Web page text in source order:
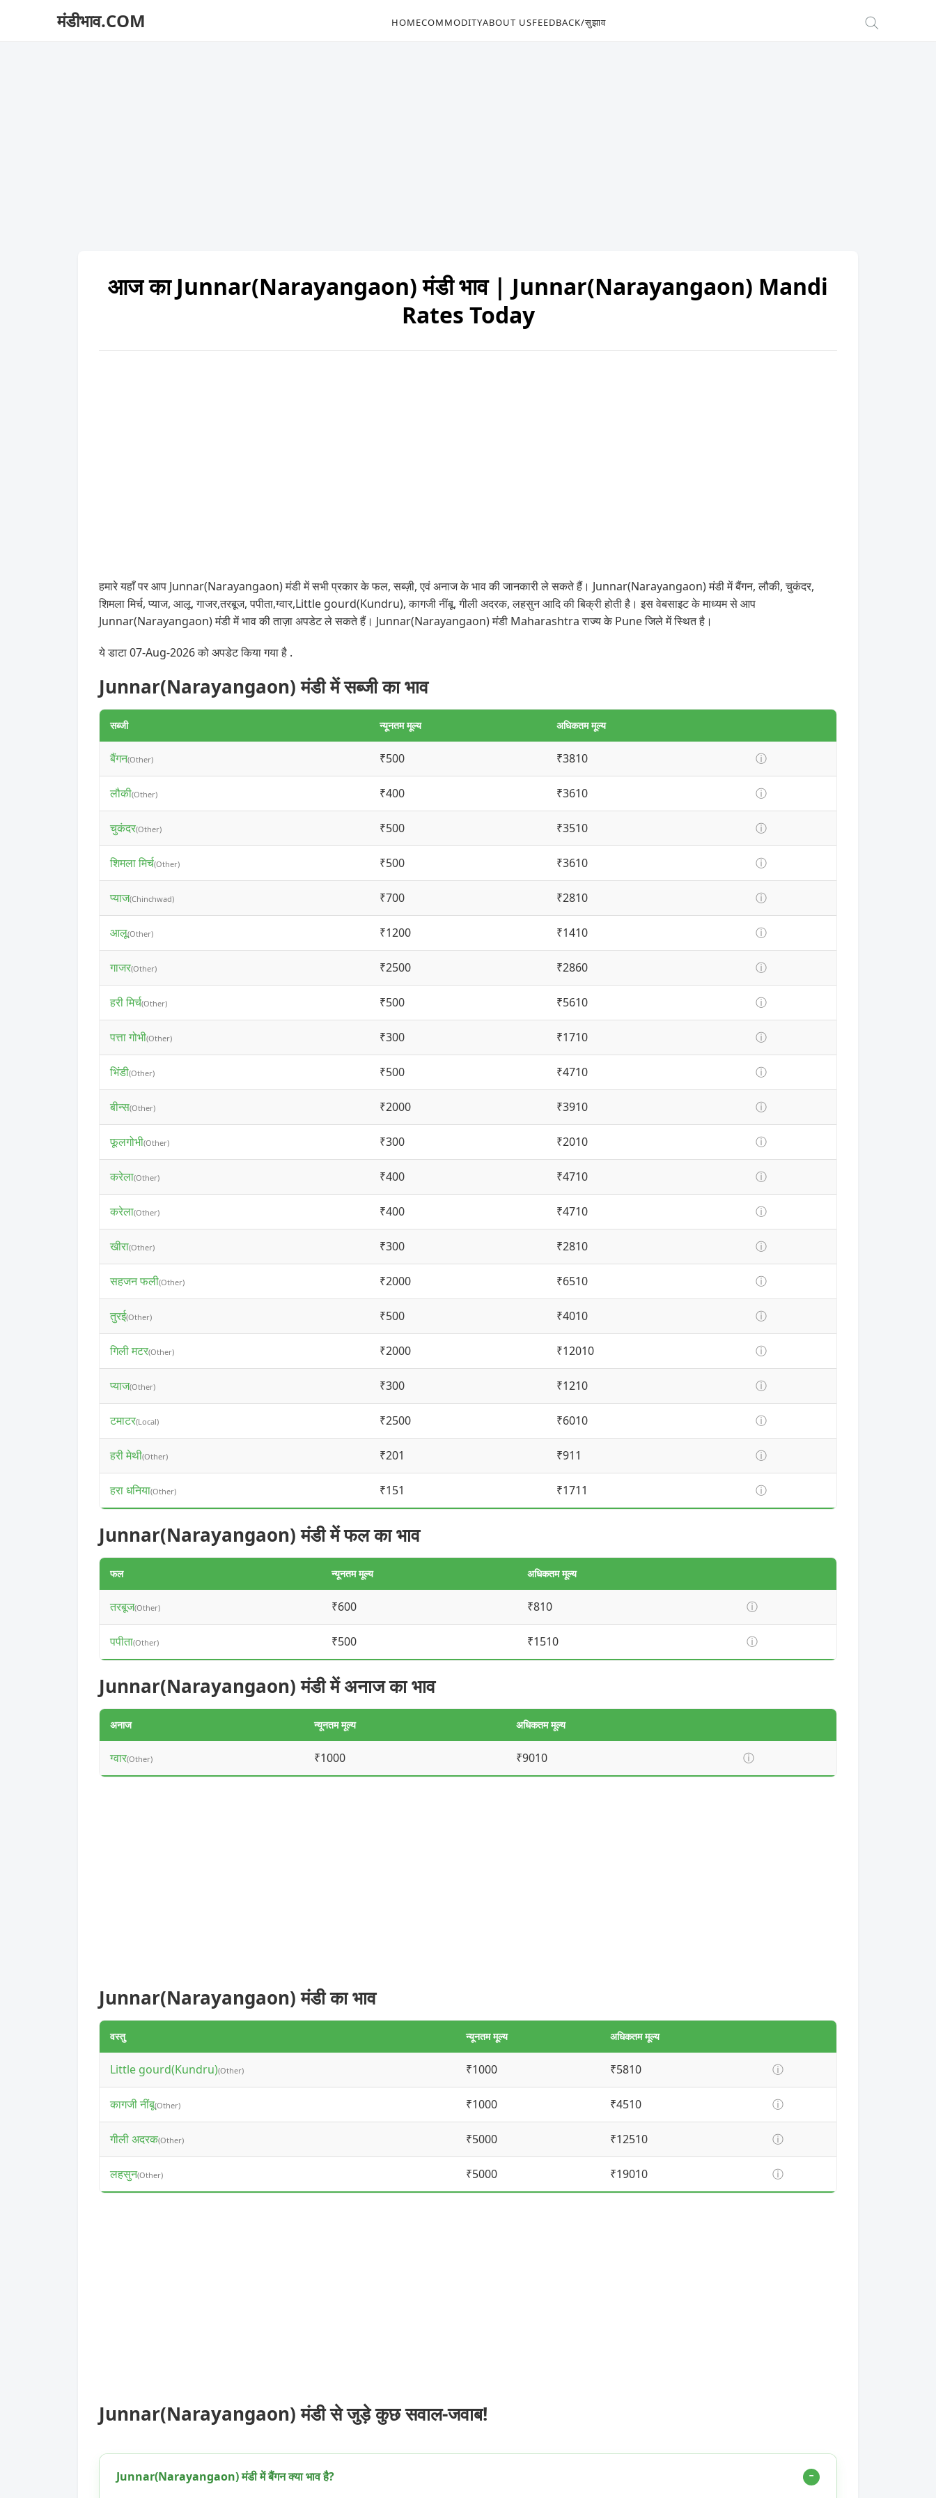
मंडीभाव.COM HOMECOMMODITYABOUT USFEEDBACK/सुझाव
आज का Junnar(Narayangaon) मंडी भाव | Junnar(Narayangaon) Mandi
Rates Today
हमारे यहाँ पर आप Junnar(Narayangaon) मंडी में सभी प्रकार के फल, सब्ज़ी, एवं अनाज के भाव की जानकारी ले सकते हैं। Junnar(Narayangaon) मंडी में बैंगन, लौकी, चुकंदर,
शिमला मिर्च, प्याज, आलू, गाजर,तरबूज, पपीता,ग्वार,Little gourd(Kundru), कागजी नींबू, गीली अदरक, लहसुन आदि की बिक्री होती है। इस वेबसाइट के माध्यम से आप
Junnar(Narayangaon) मंडी में भाव की ताज़ा अपडेट ले सकते हैं। Junnar(Narayangaon) मंडी Maharashtra राज्य के Pune जिले में स्थित है।
ये डाटा 07-Aug-2026 को अपडेट किया गया है .
Junnar(Narayangaon) मंडी में सब्जी का भाव
सब्जी न्यूनतम मूल्य अधिकतम मूल्य
बैंगन(Other) ₹500 ₹3810 ⓘ
लौकी(Other) ₹400 ₹3610 ⓘ
चुकंदर(Other) ₹500 ₹3510 ⓘ
शिमला मिर्च(Other) ₹500 ₹3610 ⓘ
प्याज(Chinchwad) ₹700 ₹2810 ⓘ
आलू(Other) ₹1200 ₹1410 ⓘ
गाजर(Other) ₹2500 ₹2860 ⓘ
हरी मिर्च(Other) ₹500 ₹5610 ⓘ
पत्ता गोभी(Other) ₹300 ₹1710 ⓘ
भिंडी(Other) ₹500 ₹4710 ⓘ
बीन्स(Other) ₹2000 ₹3910 ⓘ
फूलगोभी(Other) ₹300 ₹2010 ⓘ
करेला(Other) ₹400 ₹4710 ⓘ
करेला(Other) ₹400 ₹4710 ⓘ
खीरा(Other) ₹300 ₹2810 ⓘ
सहजन फली(Other) ₹2000 ₹6510 ⓘ
तुरई(Other) ₹500 ₹4010 ⓘ
गिली मटर(Other) ₹2000 ₹12010 ⓘ
प्याज(Other) ₹300 ₹1210 ⓘ
टमाटर(Local) ₹2500 ₹6010 ⓘ
हरी मेथी(Other) ₹201 ₹911 ⓘ
हरा धनिया(Other) ₹151 ₹1711 ⓘ
Junnar(Narayangaon) मंडी में फल का भाव
फल न्यूनतम मूल्य अधिकतम मूल्य
तरबूज(Other) ₹600 ₹810 ⓘ
पपीता(Other) ₹500 ₹1510 ⓘ
Junnar(Narayangaon) मंडी में अनाज का भाव
अनाज न्यूनतम मूल्य अधिकतम मूल्य
ग्वार(Other) ₹1000 ₹9010 ⓘ
Junnar(Narayangaon) मंडी का भाव
वस्तु न्यूनतम मूल्य अधिकतम मूल्य
Little gourd(Kundru)(Other) ₹1000 ₹5810 ⓘ
कागजी नींबू(Other) ₹1000 ₹4510 ⓘ
गीली अदरक(Other) ₹5000 ₹12510 ⓘ
लहसुन(Other) ₹5000 ₹19010 ⓘ
Junnar(Narayangaon) मंडी से जुड़े कुछ सवाल-जवाब!
Junnar(Narayangaon) मंडी में बैंगन क्या भाव है?